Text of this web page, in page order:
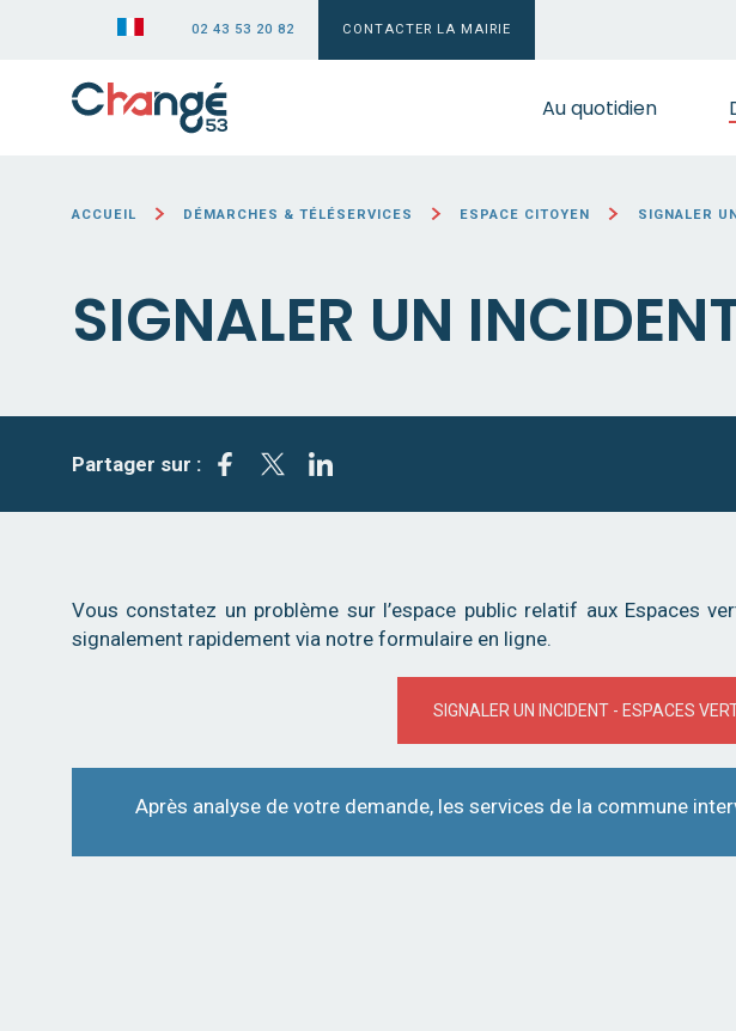
02 43 53 20 82 CONTACTER LA MAIRIE
Au quotidien
ACCUEIL DÉMARCHES & TÉLÉSERVICES ESPACE CITOYEN SIGNALER
SIGNALER UN
Partager sur :
Vous constatez un problème sur l’espace public relatif aux Espaces
signalement rapidement via notre formulaire en ligne.
SIGNALER UN INCIDENT - ESPACES
Après analyse de votre demande, les services de la commune